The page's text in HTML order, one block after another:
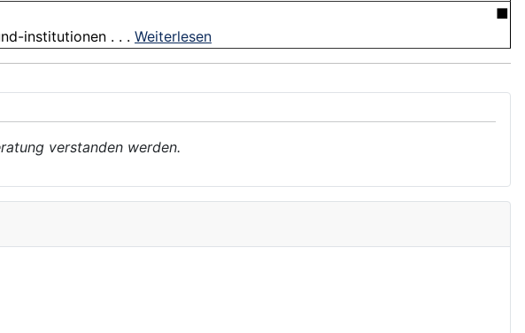
■
institutionen . . . Weiterlesen
verstanden werden.